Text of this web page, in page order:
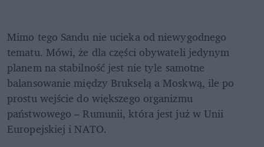
Mimo tego Sandu nie ucieka od niewygodnego
tematu. Mówi, że dla części obywateli jedynym
planem na stabilność jest nie tyle samotne
balansowanie między Brukselą a Moskwą, ile po
prostu wejście do większego organizmu
państwowego – Rumunii, która jest już w Unii
Europejskiej i NATO.